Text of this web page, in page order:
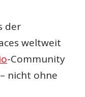
der
weltweit
-Community
nicht ohne